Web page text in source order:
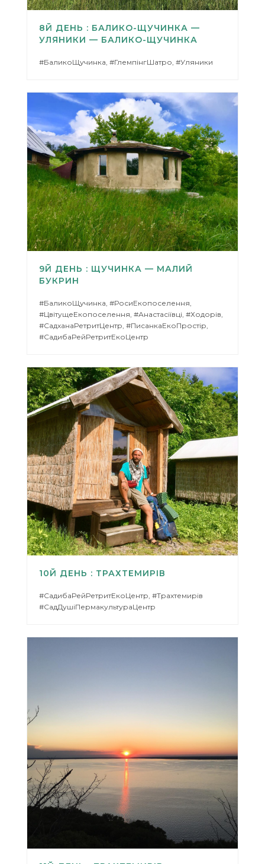
8Й ДЕНЬ : БАЛИКО-ЩУЧИНКА —
УЛЯНИКИ — БАЛИКО-ЩУЧИНКА
#БаликоЩучинка, #ГлемпінгШатро, #Уляники
9Й ДЕНЬ : ЩУЧИНКА — МАЛИЙ
БУКРИН
#БаликоЩучинка, #РосиЕкопоселення,
#ЦвітущеЕкопоселення, #Анастасіївці, #Ходорів,
#СадханаРетритЦентр, #ПисанкаЕкоПростір,
#СадибаРейРетритЕкоЦентр
10Й ДЕНЬ : ТРАХТЕМИРІВ
#СадибаРейРетритЕкоЦентр, #Трахтемирів
#СадДушіПермакультураЦентр